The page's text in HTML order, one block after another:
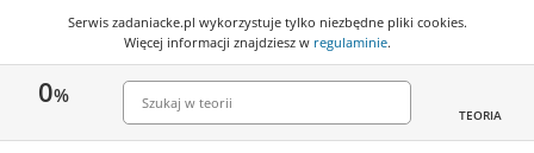
Serwis zadaniacke.pl wykorzystuje tylko niezbędne pliki cookies.
Więcej informacji znajdziesz w regulaminie.
0%
TEORIA